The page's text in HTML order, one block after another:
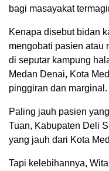
bagi masayakat
Kenapa disebut bidan
mengobati pasien atau
di seputar kampung
Medan Denai, Kota
pinggiran dan marginal.
Paling jauh pasien
Tuan, Kabupaten Deli
yang jauh dari Kota
Tapi kelebihannya,